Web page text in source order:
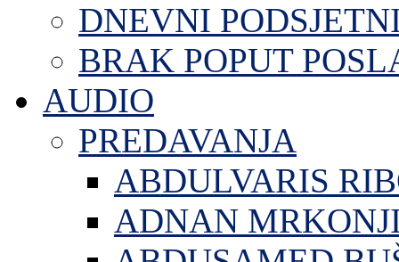
DNEVNI
BRAK POPUT
AUDIO
PREDAVANJA
ABDULVARIS
ADNAN